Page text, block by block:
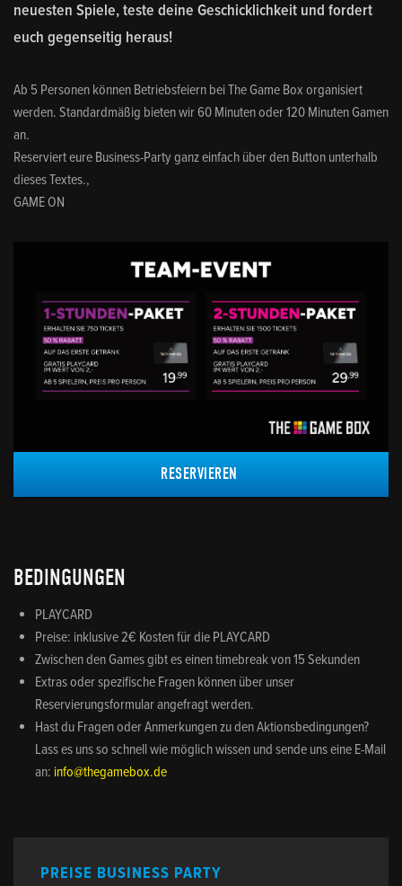
neuesten Spiele, teste deine Geschicklichkeit und fordert
euch gegenseitig heraus!
Ab 5 Personen können Betriebsfeiern bei The Game Box organisiert
werden. Standardmäßig bieten wir 60 Minuten oder 120 Minuten Gamen
an.
Reserviert eure Business-Party ganz einfach über den Button unterhalb
dieses Textes.,
GAME ON
RESERVIEREN
BEDINGUNGEN
PLAYCARD
Preise: inklusive 2€ Kosten für die PLAYCARD
Zwischen den Games gibt es einen timebreak von 15 Sekunden
Extras oder spezifische Fragen können über unser
Reservierungsformular angefragt werden.
Hast du Fragen oder Anmerkungen zu den Aktionsbedingungen?
Lass es uns so schnell wie möglich wissen und sende uns eine E-Mail
an: info@thegamebox.de
PREISE BUSINESS PARTY